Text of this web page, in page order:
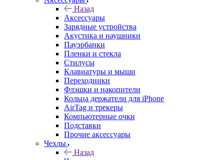
Назад
Аксессуары
Зарядные устройства
Акустика и наушники
Пауэрбанки
Пленки и стекла
Стилусы
Клавиатуры и мыши
Переходники
Флэшки и накопители
Кольца держатели для iPhone
AirTag и трекеры
Компьютерные очки
Подставки
Прочие аксессуары
Чехлы
Назад